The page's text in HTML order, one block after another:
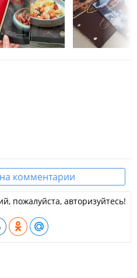
комментарии
пожалуйста, авторизуйтесь!